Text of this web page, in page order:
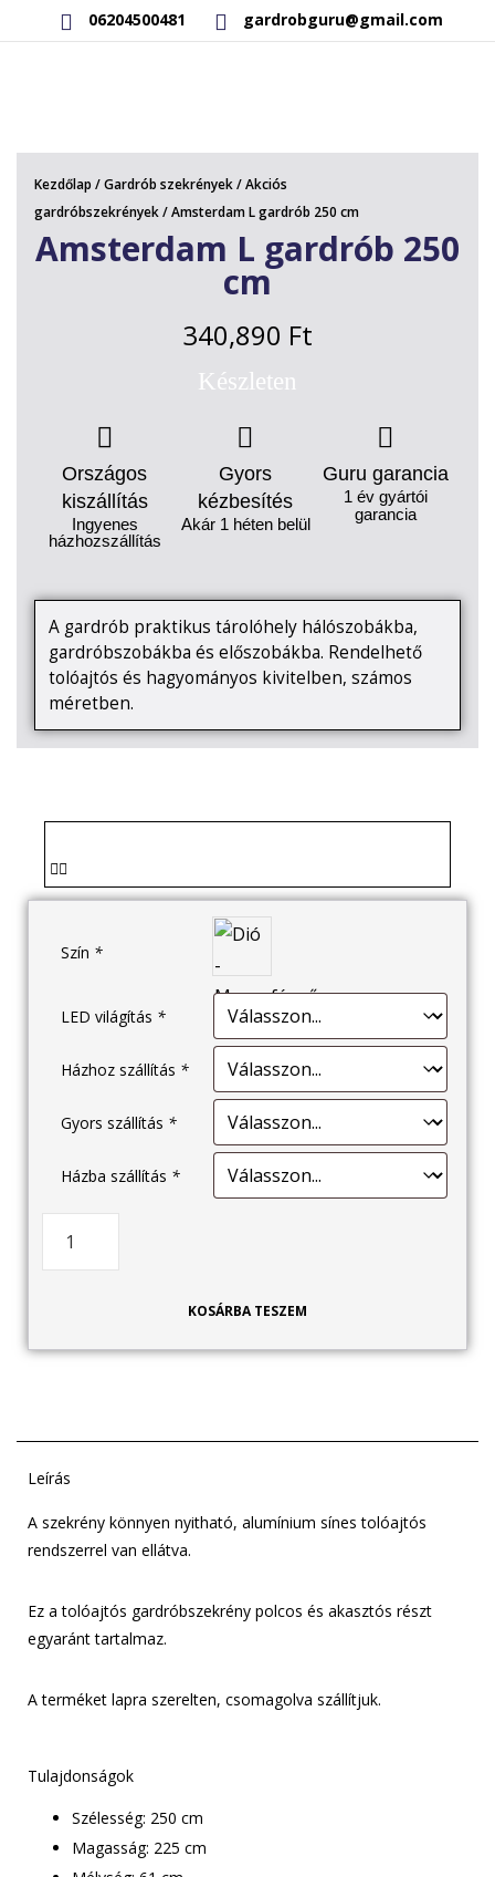
06204500481 gardrobguru@gmail.com
RAKTÁRON LÉVŐ TERMÉKEK
SAJÁT GYÁRTÁSÚ TERMÉKEK
KAPCSOLAT
Kezdőlap /Gardrób szekrények/Akciós
gardróbszekrények/ Amsterdam L gardrób 250 cm
Amsterdam L gardrób 250
cm
340,890 Ft
Készleten
Országos
kiszállítás
Ingyenes
házhozszállítás
Gyors
kézbesítés
Akár 1 héten belül
Guru garancia
1 év gyártói
garancia
A gardrób praktikus tárolóhely hálószobákba,
gardróbszobákba és előszobákba. Rendelhető
tolóajtós és hagyományos kivitelben, számos
méretben.
Szín *
LED világítás *
Házhoz szállítás *
Gyors szállítás *
Házba szállítás *
KOSÁRBA TESZEM
Leírás
A szekrény könnyen nyitható, alumínium sínes tolóajtós
rendszerrel van ellátva.
Ez a tolóajtós gardróbszekrény polcos és akasztós részt
egyaránt tartalmaz.
A terméket lapra szerelten, csomagolva szállítjuk.
Tulajdonságok
Szélesség: 250 cm
Magasság: 225 cm